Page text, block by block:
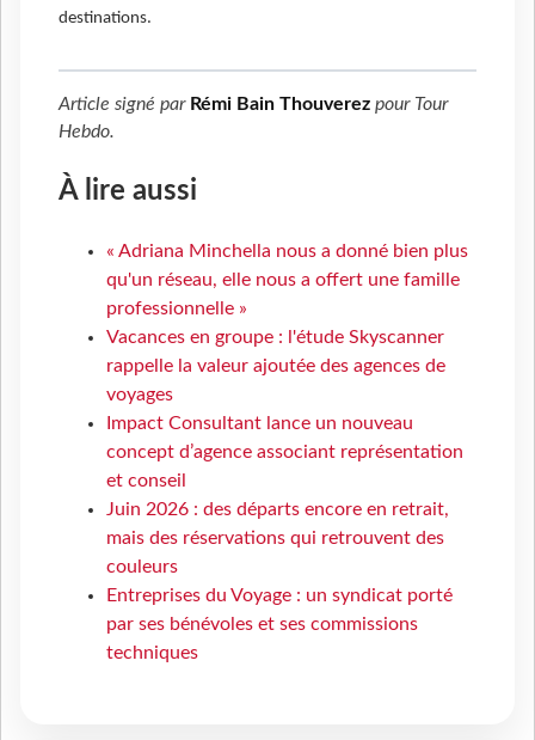
destinations.
Article signé par Rémi Bain Thouverez pour Tour
Hebdo.
À lire aussi
« Adriana Minchella nous a donné bien plus
qu'un réseau, elle nous a offert une famille
professionnelle »
Vacances en groupe : l'étude Skyscanner
rappelle la valeur ajoutée des agences de
voyages
Impact Consultant lance un nouveau
concept d’agence associant représentation
et conseil
Juin 2026 : des départs encore en retrait,
mais des réservations qui retrouvent des
couleurs
Entreprises du Voyage : un syndicat porté
par ses bénévoles et ses commissions
techniques